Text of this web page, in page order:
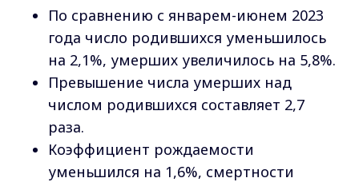
По сравнению с январем-июнем 2023
года число родившихся уменьшилось
на 2,1%, умерших увеличилось на 5,8%.
Превышение числа умерших над
числом родившихся составляет 2,7
раза.
Коэффициент рождаемости
уменьшился на 1,6%, смертности